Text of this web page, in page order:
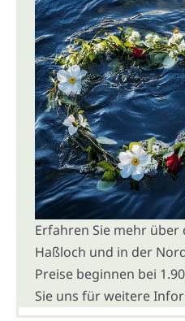
Erfahren Sie mehr über
Haßloch und in der
Preise beginnen bei
Sie uns für weitere